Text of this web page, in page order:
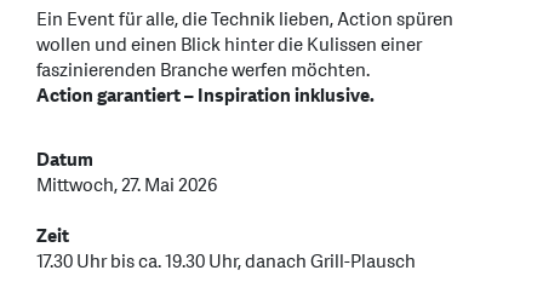
Ein Event für alle, die Technik lieben, Action spüren
wollen und einen Blick hinter die Kulissen einer
faszinierenden Branche werfen möchten.
Action garantiert – Inspiration inklusive.
Datum
Mittwoch, 27. Mai 2026
Zeit
17.30 Uhr bis ca. 19.30 Uhr, danach Grill-Plausch